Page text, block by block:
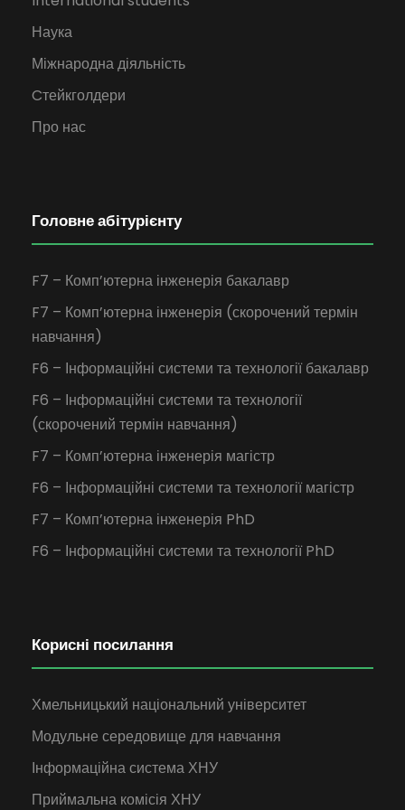
Наука
Міжнародна діяльність
Cтейкголдери
Про нас
Головне абітурієнту
F7 – Комп’ютерна інженерія бакалавр
F7 – Комп’ютерна інженерія (скорочений термін
навчання)
F6 – Інформаційні системи та технології бакалавр
F6 – Інформаційні системи та технології
(скорочений термін навчання)
F7 – Комп’ютерна інженерія магістр
F6 – Інформаційні системи та технології магістр
F7 – Комп’ютерна інженерія PhD
F6 – Інформаційні системи та технології PhD
Корисні посилання
Хмельницький національний університет
Модульне середовище для навчання
Інформаційна система ХНУ
Приймальна комісія ХНУ